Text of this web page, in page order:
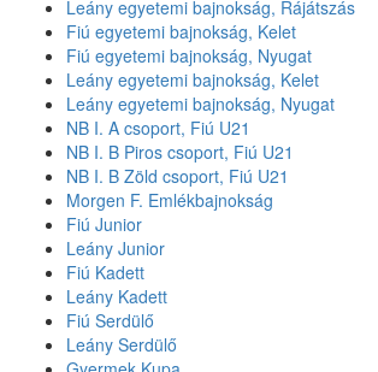
Leány egyetemi bajnokság, Rájátszás
Fiú egyetemi bajnokság, Kelet
Fiú egyetemi bajnokság, Nyugat
Leány egyetemi bajnokság, Kelet
Leány egyetemi bajnokság, Nyugat
NB I. A csoport, Fiú U21
NB I. B Piros csoport, Fiú U21
NB I. B Zöld csoport, Fiú U21
Morgen F. Emlékbajnokság
Fiú Junior
Leány Junior
Fiú Kadett
Leány Kadett
Fiú Serdülő
Leány Serdülő